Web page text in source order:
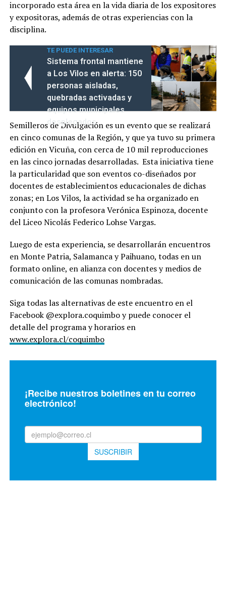
incorporado esta área en la vida diaria de los expositores
y expositoras, además de otras experiencias con la
disciplina.
TE PUEDE INTERESAR
Sistema frontal mantiene
a Los Vilos en alerta: 150
personas aisladas,
quebradas activadas y
equipos municipales
desplegados
Semilleros de Divulgación es un evento que se realizará
en cinco comunas de la Región, y que ya tuvo su primera
edición en Vicuña, con cerca de 10 mil reproducciones
en las cinco jornadas desarrolladas. Esta iniciativa tiene
la particularidad que son eventos co-diseñados por
docentes de establecimientos educacionales de dichas
zonas; en Los Vilos, la actividad se ha organizado en
conjunto con la profesora Verónica Espinoza, docente
del Liceo Nicolás Federico Lohse Vargas.
Luego de esta experiencia, se desarrollarán encuentros
en Monte Patria, Salamanca y Paihuano, todas en un
formato online, en alianza con docentes y medios de
comunicación de las comunas nombradas.
Siga todas las alternativas de este encuentro en el
Facebook @explora.coquimbo y puede conocer el
detalle del programa y horarios en
www.explora.cl/coquimbo